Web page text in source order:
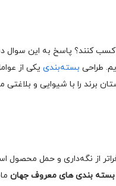
کسب کنند؟ پاسخ به این
طراحی بسته‌بندی یکی از
برند را با شیوایی و بلاغتی
از نگه‌داری و حمل محصول
بسته‌ بندی های معروف جهان